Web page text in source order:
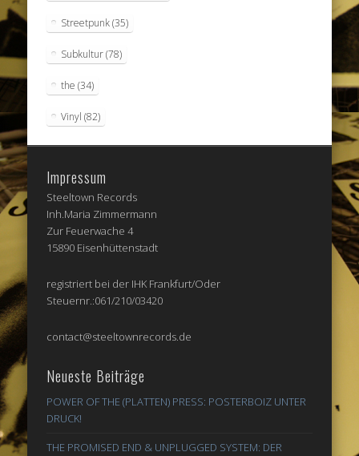
Streetpunk(35)
Subkultur(78)
the (34)
Vinyl (82)
Impressum
Steeltown Records
Inh.Maria Zimmermann
Zur Feuerwache 4
15890 Eisenhüttenstadt
registriert bei der IHK Frankfurt/Oder
Steuernr.:061/210/03420
contact@steeltownrecords.de
Neueste Beiträge
POWER OF THE (PLATTEN) PRESS: POSTERBOIZ UNTER
DRUCK!
THE PROMISED END & UNPLUGGED SYSTEM: DER